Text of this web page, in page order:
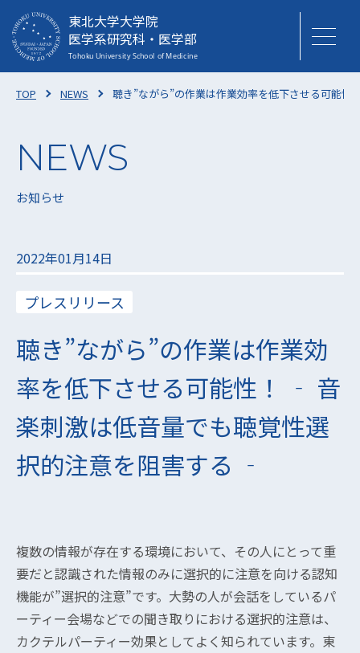
東北大学大学院
医学系研究科・医学部
TOP NEWS 聴き”ながら”の作業は作業効率を低下させる可能
お知らせ
2022年01月14日
プレスリリース
聴き”ながら”の作業は作業効
率を低下させる可能性！ ‐ 音
楽刺激は低音量でも聴覚性選
択的注意を阻害する ‐
複数の情報が存在する環境において、その人にとって重
要だと認識された情報のみに選択的に注意を向ける認知
機能が”選択的注意”です。大勢の人が会話をしているパ
ーティー会場などでの聞き取りにおける選択的注意は、
カクテルパーティー効果としてよく知られています。東